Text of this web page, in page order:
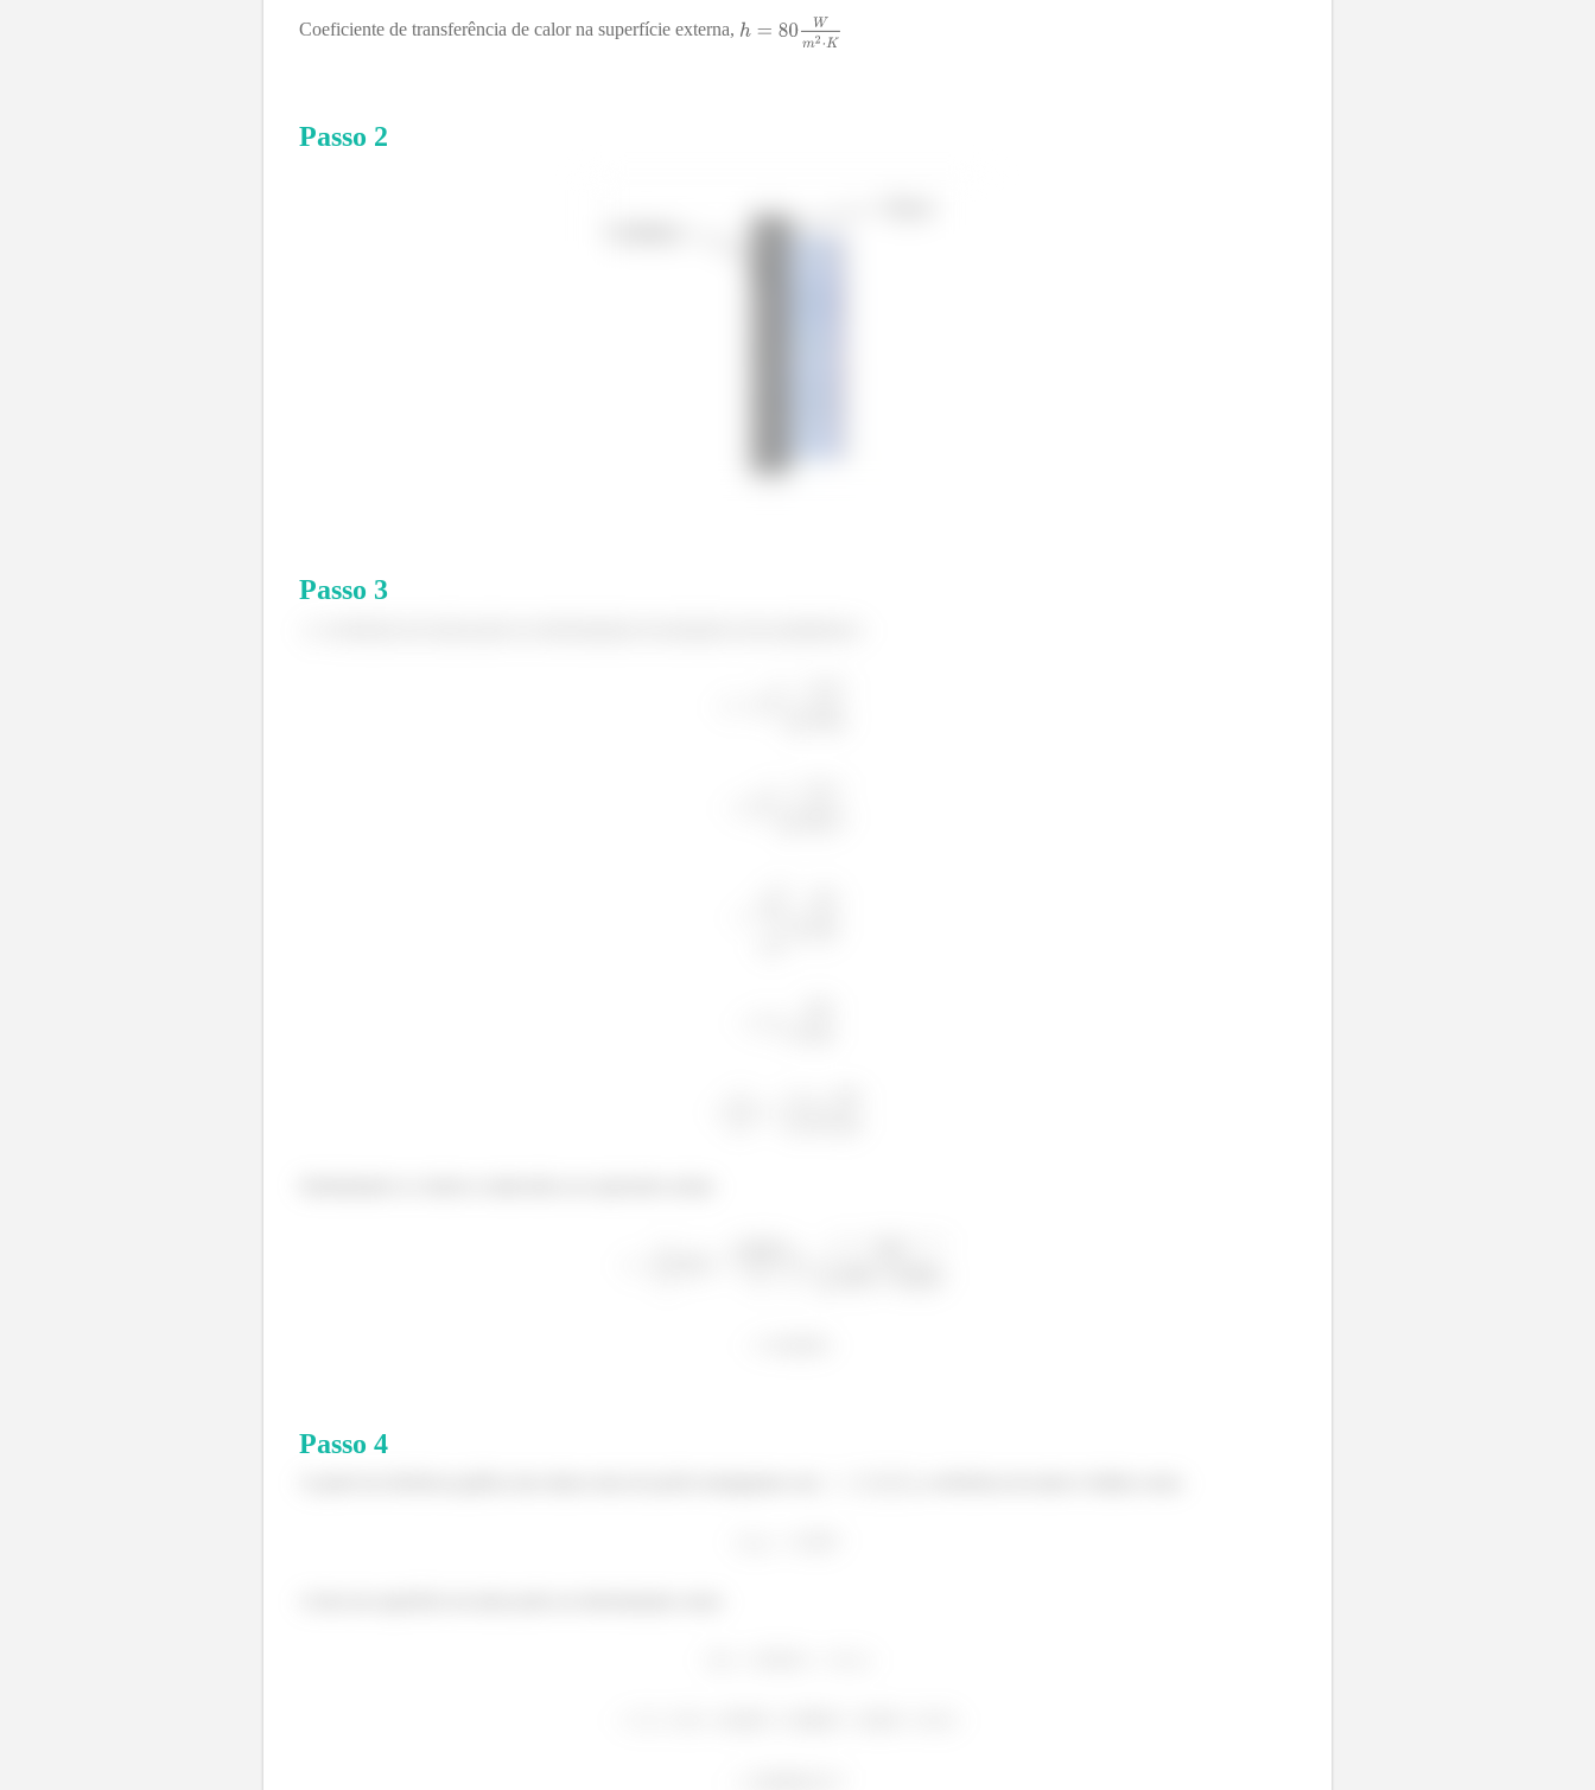
Coeficiente de transferência de calor na superfície externa,
Passo 2
Passo 3
Passo 4